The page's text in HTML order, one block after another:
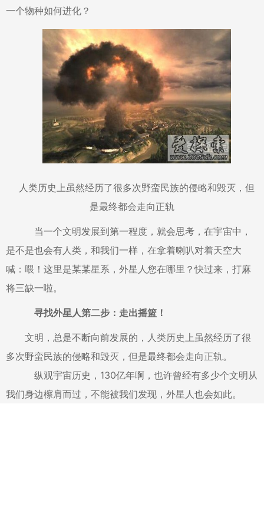
一个物种如何进化？
人类历史上虽然经历了很多次野蛮民族的侵略和毁灭，但
是最终都会走向正轨
当一个文明发展到第一程度，就会思考，在宇宙中，
是不是也会有人类，和我们一样，在拿着喇叭对着天空大
喊：喂！这里是某某星系，外星人您在哪里？快过来，打麻
将三缺一啦。
寻找外星人第二步：走出摇篮！
文明，总是不断向前发展的，人类历史上虽然经历了很
多次野蛮民族的侵略和毁灭，但是最终都会走向正轨。
纵观宇宙历史，130亿年啊，也许曾经有多少个文明从
我们身边檫肩而过，不能被我们发现，外星人也会如此。